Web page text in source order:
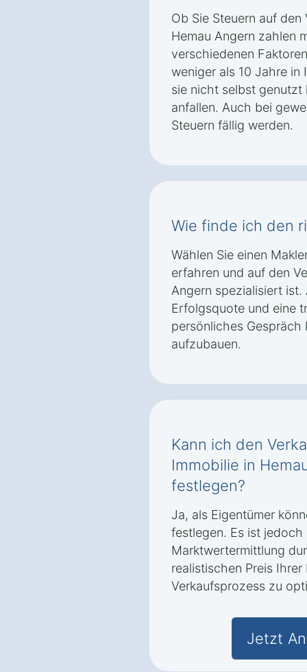
Ob Sie Steuern auf
Hemau Angern zahlen
verschiedenen
weniger als 10 Jahre in
sie nicht selbst genutzt
anfallen. Auch bei
Steuern fällig werden.
Wie finde ich den
Wählen Sie einen
erfahren und auf den
Angern spezialisiert ist.
Erfolgsquote und eine
persönliches Gespräch
aufzubauen.
Kann ich den
Immobilie in
festlegen?
Ja, als Eigentümer
festlegen. Es ist
Marktwertermittlung
realistischen Preis
Verkaufsprozess zu
Jetzt